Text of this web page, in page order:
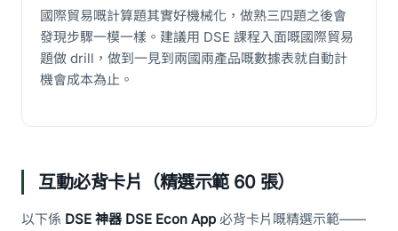
國際貿易嘅計算題其實好機械化，做熟三四題之後會
發現步驟一模一樣。建議用 DSE 課程入面嘅國際貿易
題做 drill，做到一見到兩國兩產品嘅數據表就自動計
機會成本為止。
互動必背卡片（精選示範 60 張）
以下係 DSE 神器 DSE Econ App 必背卡片嘅精選示範——